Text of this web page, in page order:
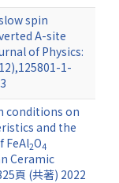
spin
A-site
of Physics:
1-
conditions on
and the
FeAl2O4
Ceramic
頁 (共著) 2022